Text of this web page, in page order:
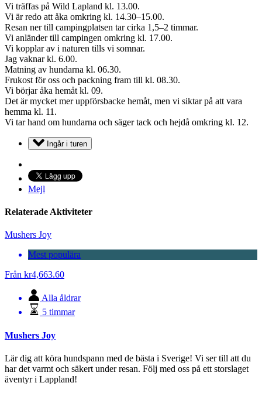
Vi träffas på Wild Lapland kl. 13.00.
Vi är redo att åka omkring kl. 14.30–15.00.
Resan ner till campingplatsen tar cirka 1,5–2 timmar.
Vi anländer till campingen omkring kl. 17.00.
Vi kopplar av i naturen tills vi somnar.
Jag vaknar kl. 6.00.
Matning av hundarna kl. 06.30.
Frukost för oss och packning fram till kl. 08.30.
Vi börjar åka hemåt kl. 09.
Det är mycket mer uppförsbacke hemåt, men vi siktar på att vara
hemma kl. 11.
Vi tar hand om hundarna och säger tack och hejdå omkring kl. 12.
Ingår i turen
Mejl
Relaterade Aktiviteter
Mushers Joy
Mest populära
Från kr4,663.60
Alla åldrar
5 timmar
Mushers Joy
Lär dig att köra hundspann med de bästa i Sverige! Vi ser till att du
har det varmt och säkert under resan. Följ med oss på ett storslaget
äventyr i Lappland!